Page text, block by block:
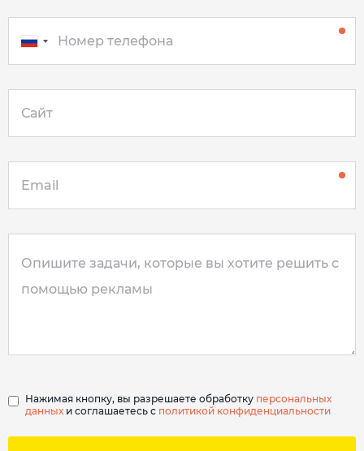
Нажимая кнопку, вы разрешаете обработку персональных
данных и соглашаетесь с политикой конфиденциальности